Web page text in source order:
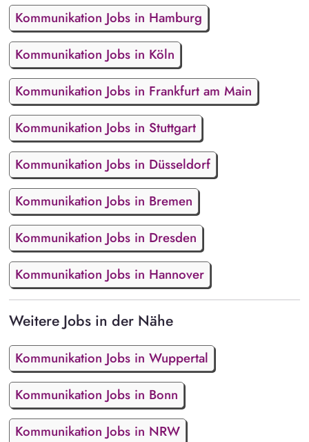
Kommunikation Jobs in Hamburg
Kommunikation Jobs in Köln
Kommunikation Jobs in Frankfurt am Main
Kommunikation Jobs in Stuttgart
Kommunikation Jobs in Düsseldorf
Kommunikation Jobs in Bremen
Kommunikation Jobs in Dresden
Kommunikation Jobs in Hannover
Weitere Jobs in der Nähe
Kommunikation Jobs in Wuppertal
Kommunikation Jobs in Bonn
Kommunikation Jobs in NRW